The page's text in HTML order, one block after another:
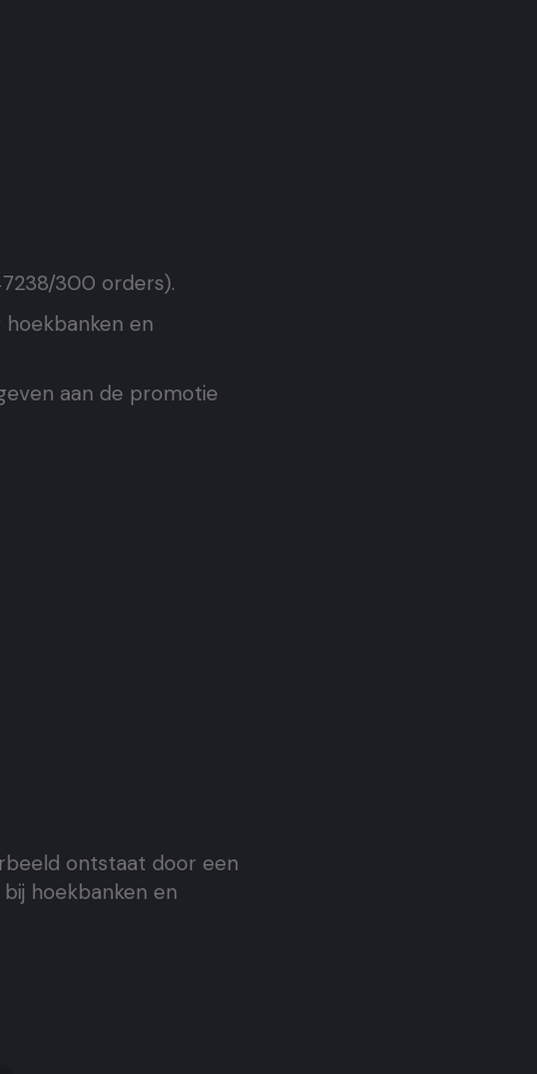
300 orders).
en
aan de promotie
ontstaat door een
hoekbanken en